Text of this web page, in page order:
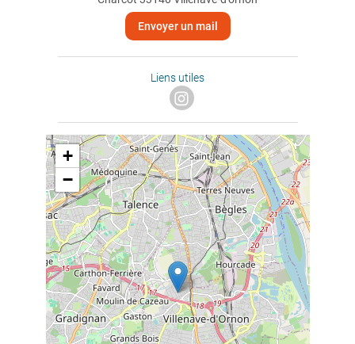
Envoyer un mail
Liens utiles
+
−